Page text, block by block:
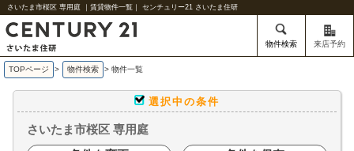
さいたま市桜区 専用庭 ｜賃貸物件一覧｜ センチュリー21 さいたま住研
物件検索 来店予約
TOPページ > 物件検索 > 物件一覧
選択中の条件
さいたま市桜区 専用庭